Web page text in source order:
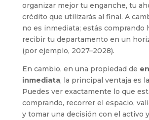
organizar mejor tu enganche, tu
crédito que utilizarás al final. A
no es inmediata; estás comprando
recibir tu departamento en un
(por ejemplo, 2027–2028).
En cambio, en una propiedad de
inmediata, la principal ventaja es
Puedes ver exactamente lo que
comprando, recorrer el espacio,
y tomar una decisión con el activo